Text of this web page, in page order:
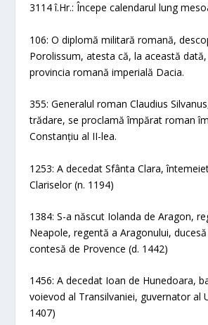
3114 î.Hr.: Începe calendarul lung
106: O diplomă militară romană,
Porolissum, atesta că, la această
provincia romană imperială Dacia.
355: Generalul roman Claudius
trădare, se proclamă împărat roman
Constanțiu al II-lea.
1253: A decedat Sfânta Clara,
Clariselor (n. 1194)
1384: S-a născut Iolanda de Aragon,
Neapole, regentă a Aragonului,
contesă de Provence (d. 1442)
1456: A decedat Ioan de Hunedoara,
voievod al Transilvaniei, guvernator al
1407)